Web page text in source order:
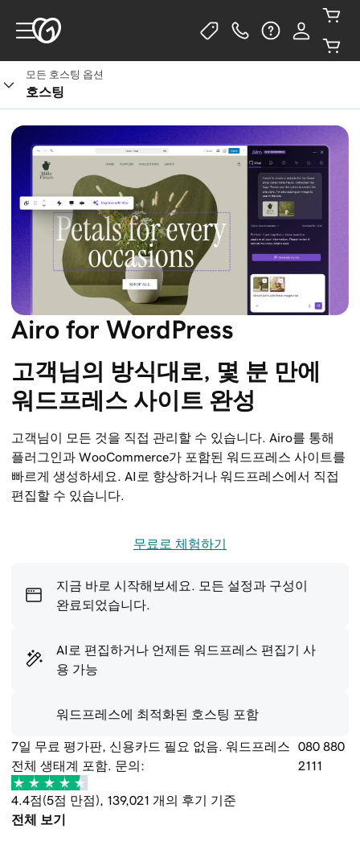
모든 호스팅 옵션
호스팅
Airo for WordPress
고객님의 방식대로, 몇 분 만에
워드프레스 사이트 완성
고객님이 모든 것을 직접 관리할 수 있습니다. Airo를 통해
플러그인과 WooCommerce가 포함된 워드프레스 사이트를
빠르게 생성하세요. AI로 향상하거나 워드프레스에서 직접
편집할 수 있습니다.
지금 바로 시작해보세요. 모든 설정과 구성이
완료되었습니다.
AI로 편집하거나 언제든 워드프레스 편집기 사
용 가능
워드프레스에 최적화된 호스팅 포함
무료로 체험하기
7일 무료 평가판, 신용카드 필요 없음. 워드프레스
전체 생태계 포함. 문의:
080 880
2111
4.4점(5점 만점), 139,021 개의 후기 기준
전체 보기